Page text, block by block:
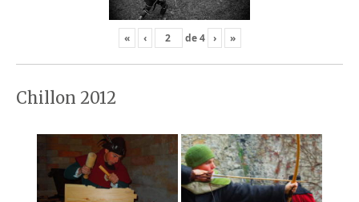
« ‹ de4 › »
Chillon 2012